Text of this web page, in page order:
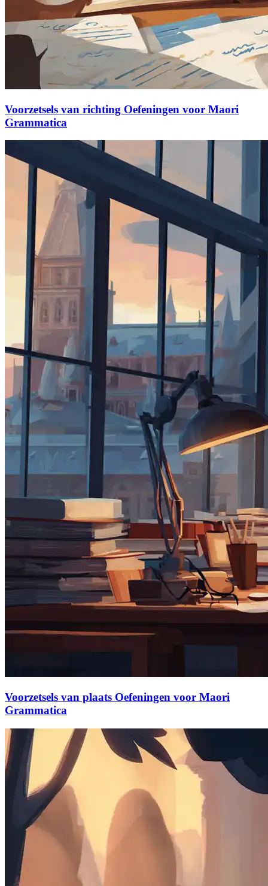
Voorzetsels van richting Oefeningen voor Maori
Grammatica
Voorzetsels van plaats Oefeningen voor Maori
Grammatica